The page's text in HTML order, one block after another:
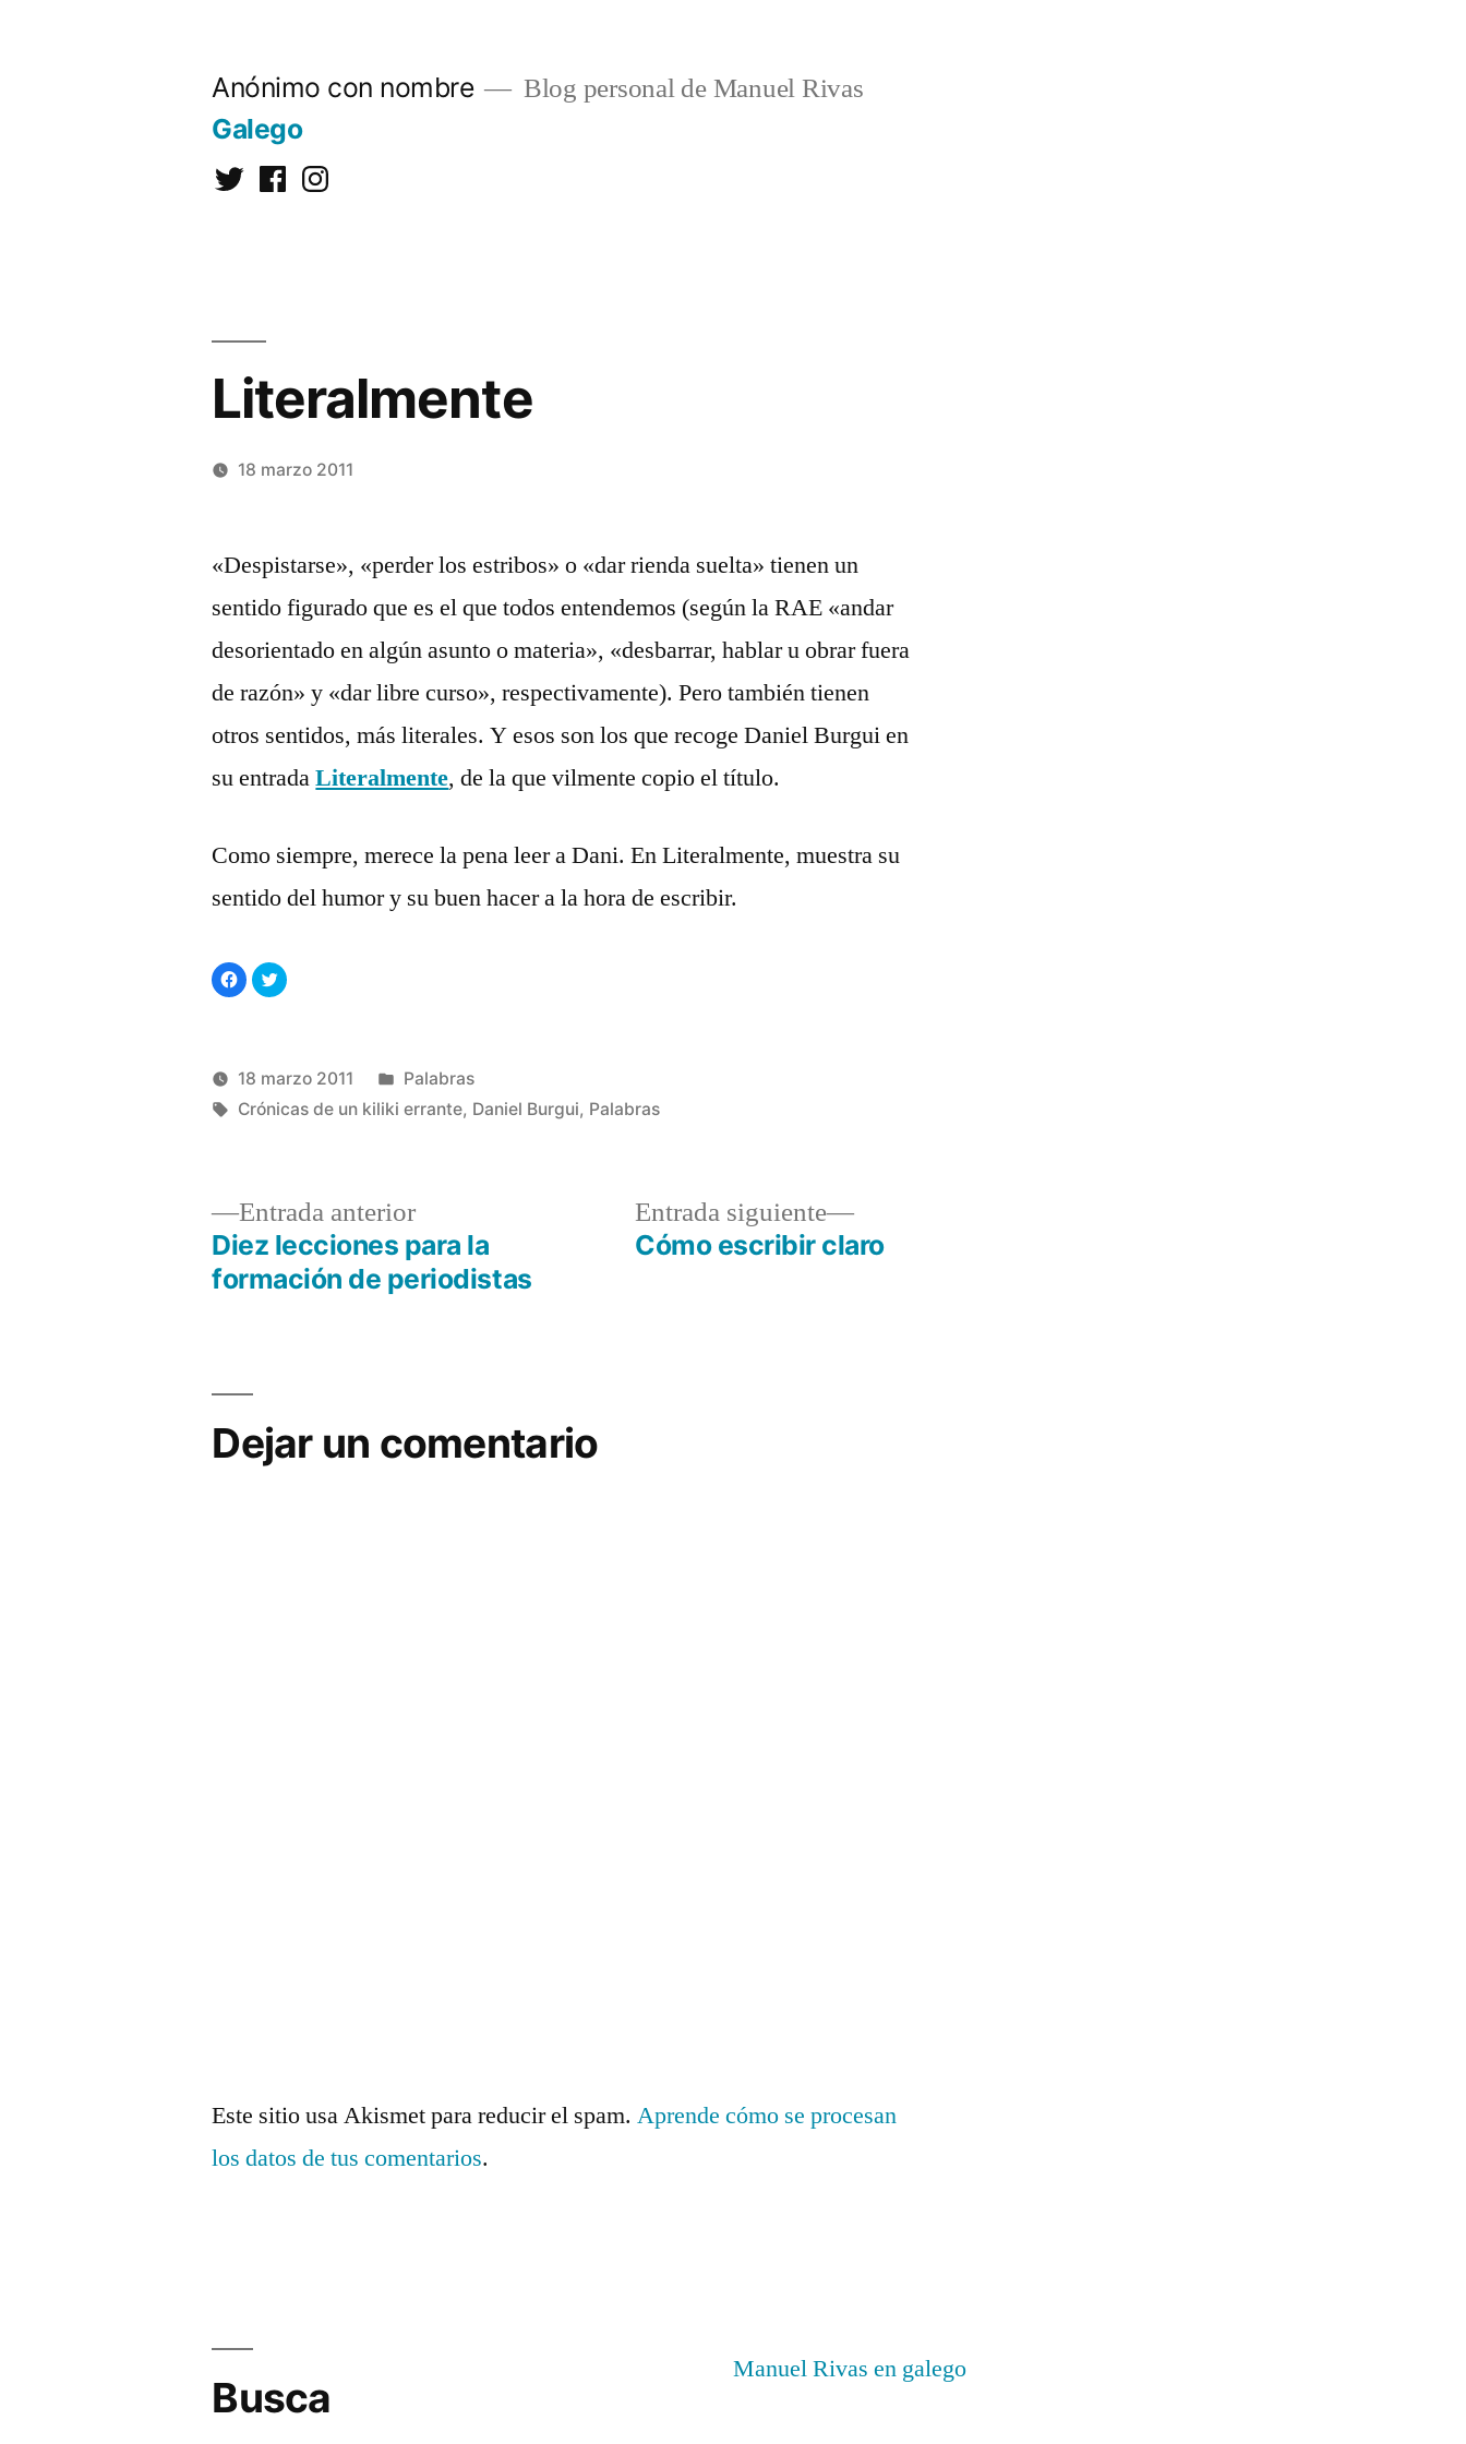
Anónimo con nombre Blog personal de Manuel Rivas
Galego
TwitterFacebookInstagram
Literalmente
Álvarez
18 marzo 2011
en
Literalmente
«Despistarse», «perder los estribos» o «dar rienda suelta» tienen un
sentido figurado que es el que todos entendemos (según la RAE «andar
desorientado en algún asunto o materia», «desbarrar, hablar u obrar fuera
de razón» y «dar libre curso», respectivamente). Pero también tienen
otros sentidos, más literales. Y esos son los que recoge Daniel Burgui en
su entradaLiteralmente, de la que vilmente copio el título.
Como siempre, merece la pena leer a Dani. En Literalmente, muestra su
sentido del humor y su buen hacer a la hora de escribir.
Haz
clic
para
abre
en
ventana
nueva)
Haz
clic
en
ventana
nueva)
Publicado
Manuel
18 marzo 2011
Publicado
en
Palabras
Etiquetas:
Crónicas de un kiliki errante, Daniel Burgui, Palabras
Navegación
entradas
Entrada anteriorEntrada
anterior:
Diez lecciones para la
formación de periodistas
Entrada siguiente
Entrada
siguiente:
Cómo escribir claro
Dejar un comentario
Este sitio usa Akismet para reducir el spam.Aprende cómo se procesan
los datos de tus comentarios.
Busca
Manuel Rivas en galego